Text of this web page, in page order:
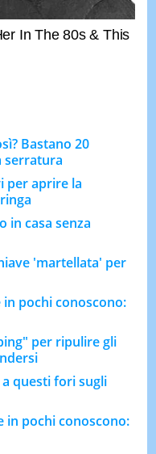
Bastano 20
serratura
per aprire la
in casa senza
'martellata' per
in pochi conoscono:
per ripulire gli
questi fori sugli
in pochi conoscono: